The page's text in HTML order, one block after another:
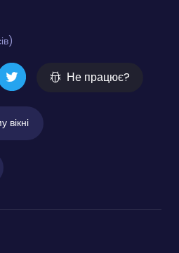
Не працює?
вікні